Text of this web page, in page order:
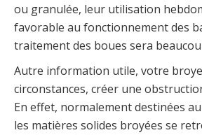
ou granulée, leur utilisation
favorable au fonctionnement des
traitement des boues sera
Autre information utile, votre
circonstances, créer une
En effet, normalement destinées
les matières solides broyées se